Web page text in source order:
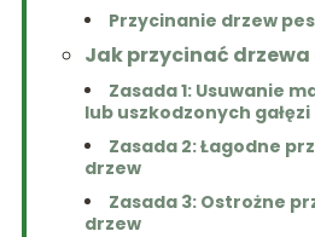
Przycinanie drzew
Jak przycinać drzewa
Zasada 1: Usuwanie
lub uszkodzonych gałęzi
Zasada 2: Łagodne
drzew
Zasada 3: Ostrożne
drzew